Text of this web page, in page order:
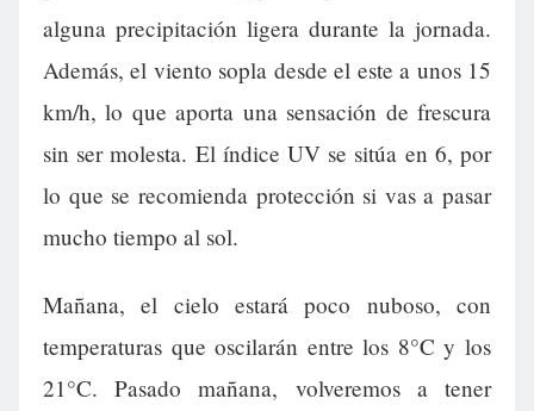
alguna precipitación ligera durante la jornada.
Además, el viento sopla desde el este a unos 15
km/h, lo que aporta una sensación de frescura
sin ser molesta. El índice UV se sitúa en 6, por
lo que se recomienda protección si vas a pasar
mucho tiempo al sol.
Mañana, el cielo estará poco nuboso, con
temperaturas que oscilarán entre los 8°C y los
21°C. Pasado mañana, volveremos a tener